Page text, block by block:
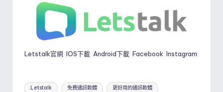
Letstalk官網 IOS下載 Android下載 Facebook Instagram
Tags:
Letstalk 免費通訊軟體 更好用的通訊軟體